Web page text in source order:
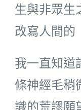
生與非眾生
改寫人間的
我一直知道
條神經毛稍
識的荒謬願